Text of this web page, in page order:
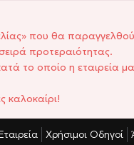
που θα
προτεραιότητας.
το οποίο η εταιρεία
καλοκαίρι!
ΤΙΜΈΣ
Χρήσιμοι Οδηγοί